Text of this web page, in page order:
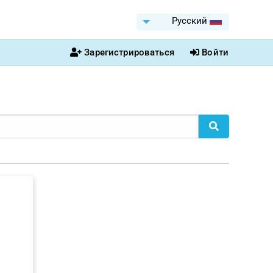
Pусский
Зарегистрироваться Войти